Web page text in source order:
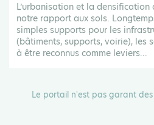
L’urbanisation et la
notre rapport aux sols.
simples supports pour les
(bâtiments, supports, voirie), les
à être reconnus comme leviers...
Le portail n'est pas garant